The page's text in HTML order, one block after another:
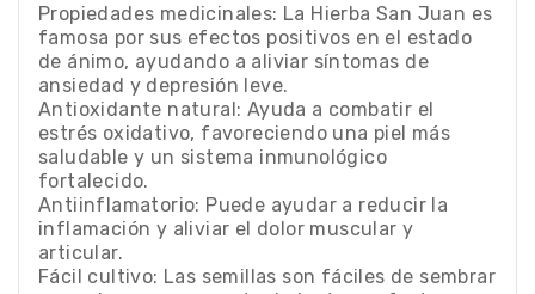
Propiedades medicinales: La Hierba San Juan es
famosa por sus efectos positivos en el estado
de ánimo, ayudando a aliviar síntomas de
ansiedad y depresión leve.
Antioxidante natural: Ayuda a combatir el
estrés oxidativo, favoreciendo una piel más
saludable y un sistema inmunológico
fortalecido.
Antiinflamatorio: Puede ayudar a reducir la
inflamación y aliviar el dolor muscular y
articular.
Fácil cultivo: Las semillas son fáciles de sembrar